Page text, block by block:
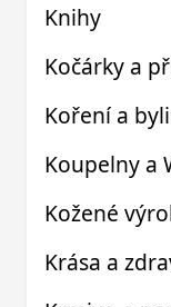
Knihy
Kočárky a
Koření a
Koupelny a
Kožené
Krása a